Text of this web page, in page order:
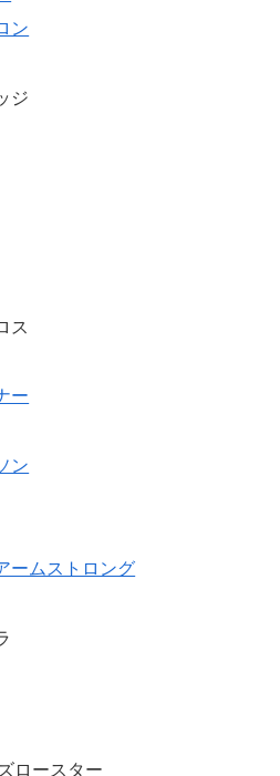
ン
ジ
ス
ー
ン
ームストロング
ロースター